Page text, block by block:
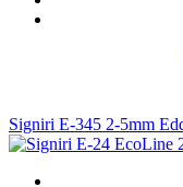
Signiri E-345 2-5mm